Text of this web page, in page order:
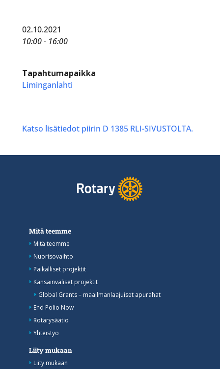
02.10.2021
10:00 - 16:00
Tapahtumapaikka
Liminganlahti
Katso lisätiedot piirin D 1385 RLI-SIVUSTOLTA.
Mitä teemme
Mitä teemme
Nuorisovaihto
Paikalliset projektit
Kansainväliset projektit
Global Grants – maailmanlaajuiset apurahat
End Polio Now
Rotarysäätiö
Yhteistyö
Liity mukaan
Liity mukaan